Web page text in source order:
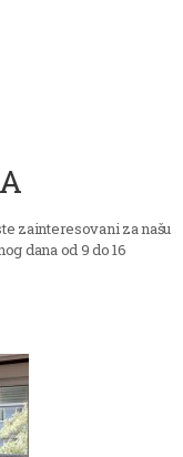
zainteresovani za našu
dana od 9 do 16